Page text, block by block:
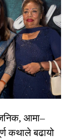
आमा–
कथाले बढायो